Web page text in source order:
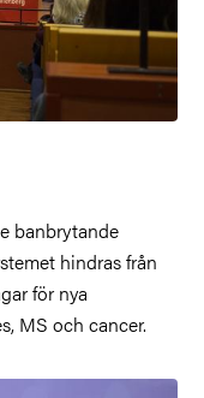
banbrytande
hindras från
för nya
MS och cancer.